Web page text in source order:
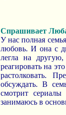
Спрашивает
У нас полная
любовь. И она с
легла на
реагировать на
растолковать.
обсуждать. В
смотрит
занимаюсь в